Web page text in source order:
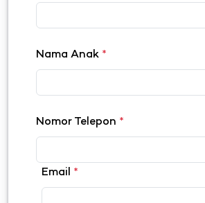
Nama Anak *
Nomor Telepon *
Email *